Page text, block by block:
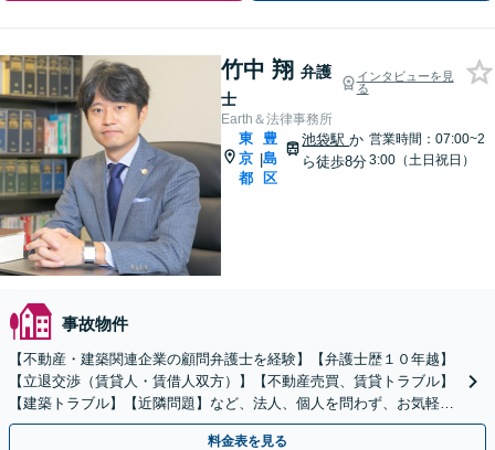
竹中 翔 弁護
士
インタビューを見
る
Earth＆法律事務所
東
京
都
|
豊
島
区
池袋駅か
ら徒歩8分
営業時間：07:00~2
3:00（土日祝日）
事故物件
【不動産・建築関連企業の顧問弁護士を経験】【弁護士歴１０年越】
【立退交渉（賃貸人・賃借人双方）】【不動産売買、賃貸トラブル】
【建築トラブル】【近隣問題】など、法人、個人を問わず、お気軽に
ご相談ください。
料金表を見る